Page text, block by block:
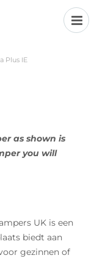
sturen.
Plus IE
as shown is
you will
UK is een
biedt aan
gezinnen of